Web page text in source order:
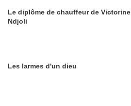
Le diplôme de chauffeur de Victorine
Ndjoli
Les larmes d'un dieu